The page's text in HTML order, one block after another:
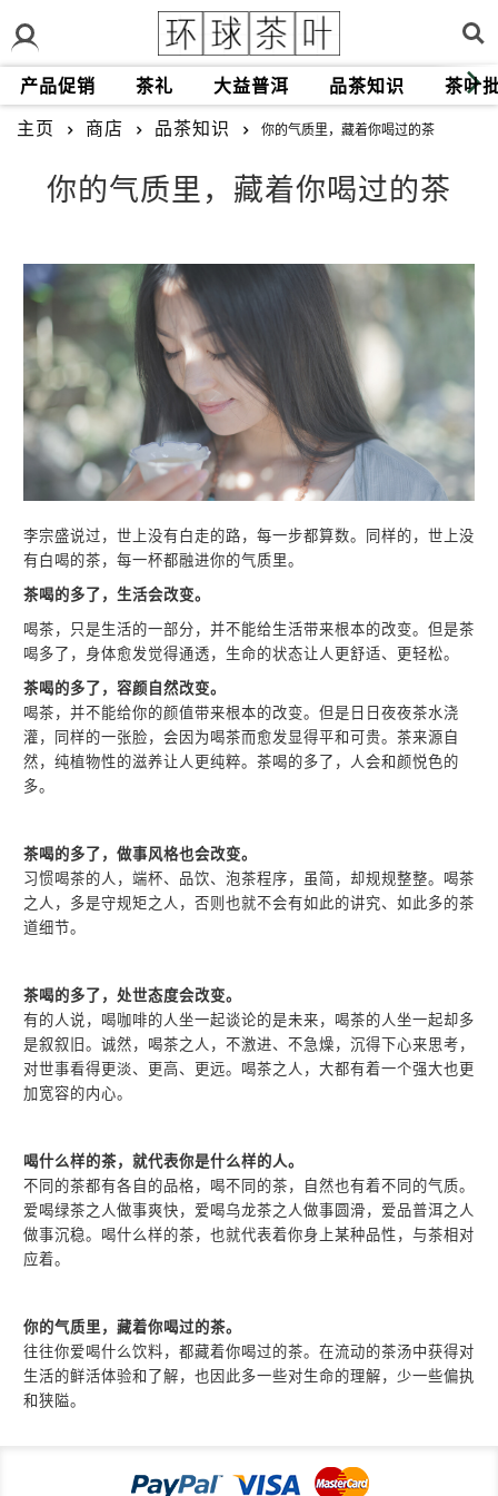
产品促销 茶礼 大益普洱 品茶知识 茶叶
主页 商店 品茶知识 你的气质里，藏着你喝过的茶
你的气质里，藏着你喝过的茶
李宗盛说过，世上没有白走的路，每一步都算数。同样的，世上没
有白喝的茶，每一杯都融进你的气质里。
茶喝的多了，生活会改变。
喝茶，只是生活的一部分，并不能给生活带来根本的改变。但是茶
喝多了，身体愈发觉得通透，生命的状态让人更舒适、更轻松。
茶喝的多了，容颜自然改变。
喝茶，并不能给你的颜值带来根本的改变。但是日日夜夜茶水浇
灌，同样的一张脸，会因为喝茶而愈发显得平和可贵。茶来源自
然，纯植物性的滋养让人更纯粹。茶喝的多了，人会和颜悦色的
多。
茶喝的多了，做事风格也会改变。
习惯喝茶的人，端杯、品饮、泡茶程序，虽简，却规规整整。喝茶
之人，多是守规矩之人，否则也就不会有如此的讲究、如此多的茶
道细节。
茶喝的多了，处世态度会改变。
有的人说，喝咖啡的人坐一起谈论的是未来，喝茶的人坐一起却多
是叙叙旧。诚然，喝茶之人，不激进、不急燥，沉得下心来思考，
对世事看得更淡、更高、更远。喝茶之人，大都有着一个强大也更
加宽容的内心。
喝什么样的茶，就代表你是什么样的人。
不同的茶都有各自的品格，喝不同的茶，自然也有着不同的气质。
爱喝绿茶之人做事爽快，爱喝乌龙茶之人做事圆滑，爱品普洱之人
做事沉稳。喝什么样的茶，也就代表着你身上某种品性，与茶相对
应着。
你的气质里，藏着你喝过的茶。
往往你爱喝什么饮料，都藏着你喝过的茶。在流动的茶汤中获得对
生活的鲜活体验和了解，也因此多一些对生命的理解，少一些偏执
和狭隘。